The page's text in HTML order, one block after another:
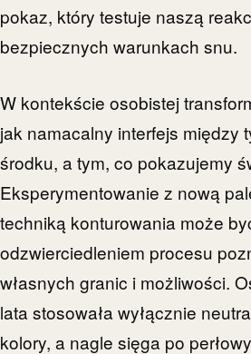
pokaz, który testuje naszą
bezpiecznych warunkach snu.
W kontekście osobistej
jak namacalny interfejs między
środku, a tym, co pokazujemy
Eksperymentowanie z nową
techniką konturowania może
odzwierciedleniem procesu
własnych granic i możliwości.
lata stosowała wyłącznie
kolory, a nagle sięga po